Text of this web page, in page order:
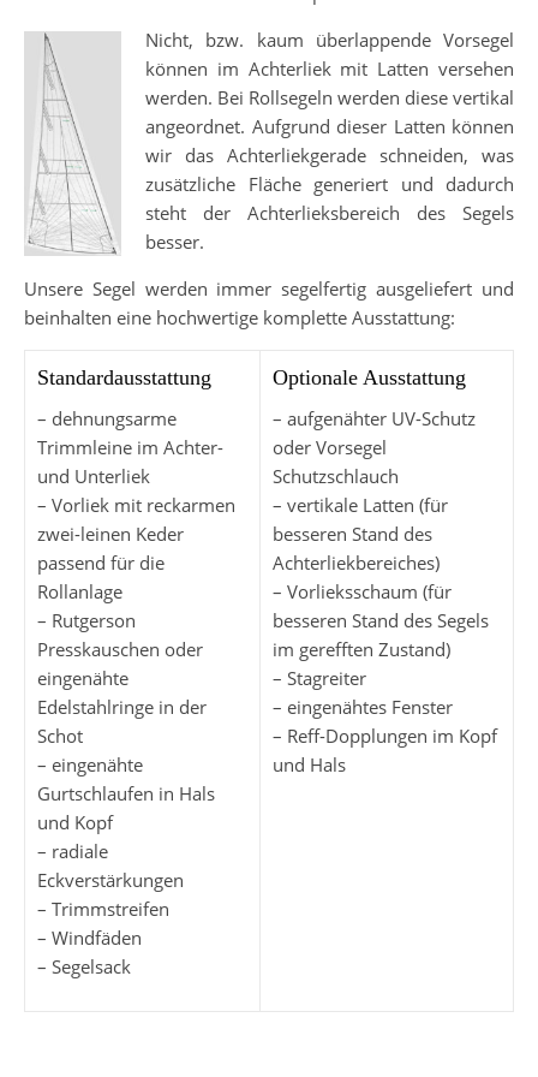
Nicht, bzw. kaum überlappende Vorsegel
können im Achterliek mit Latten versehen
werden. Bei Rollsegeln werden diese vertikal
angeordnet. Aufgrund dieser Latten können
wir das Achterliekgerade schneiden, was
zusätzliche Fläche generiert und dadurch
steht der Achterlieksbereich des Segels
besser.
Unsere Segel werden immer segelfertig ausgeliefert und
beinhalten eine hochwertige komplette Ausstattung:
Standardausstattung
– dehnungsarme
Trimmleine im Achter-
und Unterliek
– Vorliek mit reckarmen
zwei-leinen Keder
passend für die
Rollanlage
– Rutgerson
Presskauschen oder
eingenähte
Edelstahlringe in der
Schot
– eingenähte
Gurtschlaufen in Hals
und Kopf
– radiale
Eckverstärkungen
– Trimmstreifen
– Windfäden
– Segelsack
Optionale Ausstattung
– aufgenähter UV-Schutz
oder Vorsegel
Schutzschlauch
– vertikale Latten (für
besseren Stand des
Achterliekbereiches)
– Vorlieksschaum (für
besseren Stand des Segels
im gerefften Zustand)
– Stagreiter
– eingenähtes Fenster
– Reff-Dopplungen im Kopf
und Hals